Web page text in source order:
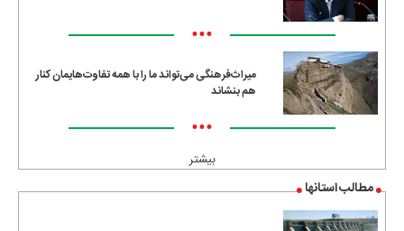
•••
میراث‌فرهنگی می‌تواند ما را با همه تفاوت‌هایمان کنار
هم بنشاند
•••
بیشتر
مطالب استانها